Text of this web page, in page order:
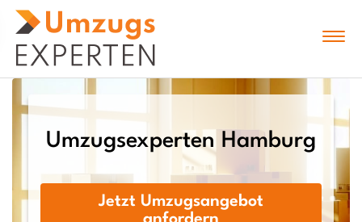
Umzugsexperten Hamburg
Jetzt Umzugsangebot